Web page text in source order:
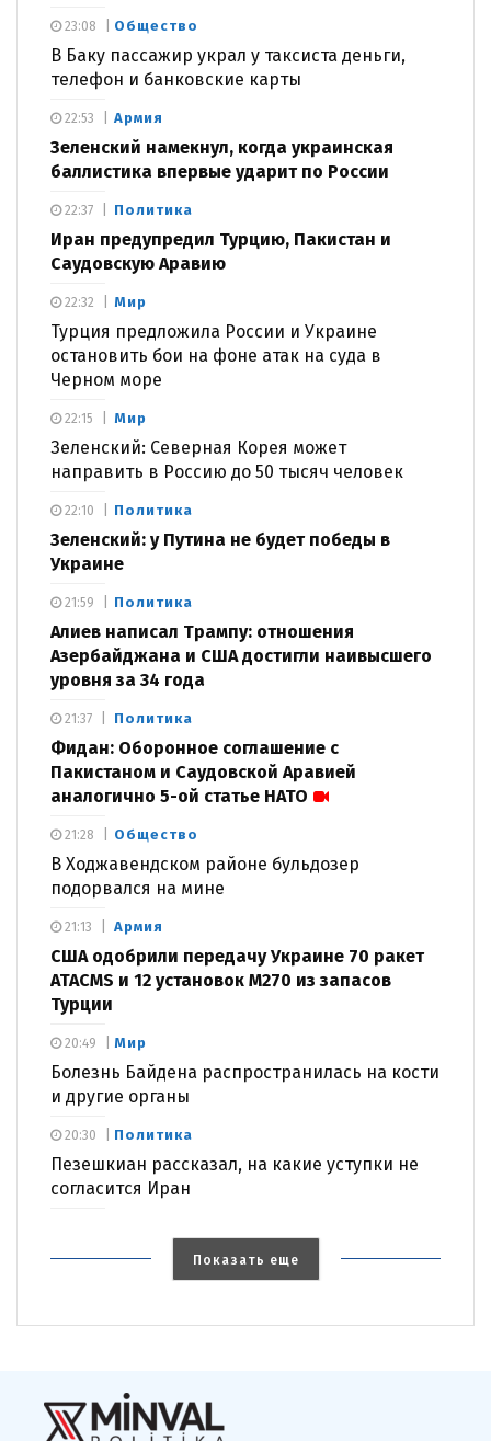
Общество
В Баку пассажир украл у таксиста деньги,
телефон и банковские карты
23:08
Армия
Зеленский намекнул, когда украинская
баллистика впервые ударит по России
22:53
Политика
Иран предупредил Турцию, Пакистан и
Саудовскую Аравию
22:37
Мир
Турция предложила России и Украине
остановить бои на фоне атак на суда в
Черном море
22:32
Мир
Зеленский: Северная Корея может
направить в Россию до 50 тысяч человек
22:15
Политика
Зеленский: у Путина не будет победы в
Украине
22:10
Политика
Алиев написал Трампу: отношения
Азербайджана и США достигли наивысшего
уровня за 34 года
21:59
Политика
Фидан: Оборонное соглашение с
Пакистаном и Саудовской Аравией
аналогично 5-ой статье НАТО
21:37
Общество
В Ходжавендском районе бульдозер
подорвался на мине
21:28
Армия
США одобрили передачу Украине 70 ракет
ATACMS и 12 установок M270 из запасов
Турции
21:13
Мир
Болезнь Байдена распространилась на кости
и другие органы
20:49
Политика
Пезешкиан рассказал, на какие уступки не
согласится Иран
20:30
Показать еще